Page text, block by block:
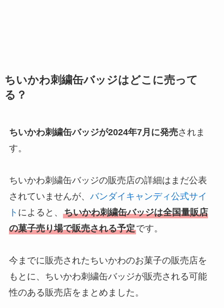
ちいかわ刺繍缶バッジはどこに売って
る？
ちいかわ刺繍缶バッジが2024年7月に発売されま
す。
ちいかわ刺繍缶バッジの販売店の詳細はまだ公表
されていませんが、 バンダイキャンディ公式サイ
ト によると、 ちいかわ刺繍缶バッジは全国量販店
の菓子売り場で販売される予定です。
今までに販売されたちいかわのお菓子の販売店を
もとに、ちいかわ刺繍缶バッジが販売される可能
性のある販売店をまとめました。